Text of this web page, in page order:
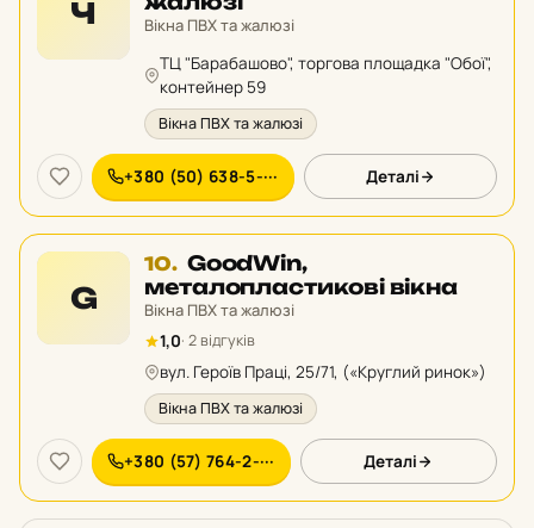
Ч
у
Вікна ПВХ та жалюзі
ТЦ "Барабашово", торгова площадка "Обої",
контейнер 59
Вікна ПВХ та жалюзі
+380 (50) 638-5-··· Деталі
G
10. Місце
10
у
рейтингу:
GoodWin,
металопластикові вікна
Вікна ПВХ та жалюзі
1,0· 2 відгуків
вул. Героїв Праці, 25/71, («Круглий ринок»)
Вікна ПВХ та жалюзі
+380 (57) 764-2-··· Деталі